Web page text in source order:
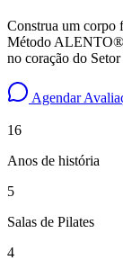
Construa um corpo
Método
no coração do
Agendar
16
Anos de história
5
Salas de Pilates
4